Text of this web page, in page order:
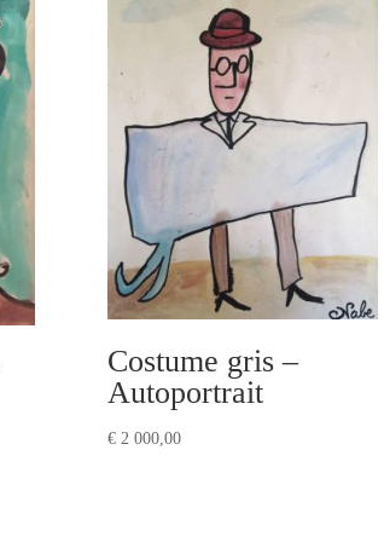
Costume gris –
Autoportrait
€2 000,00